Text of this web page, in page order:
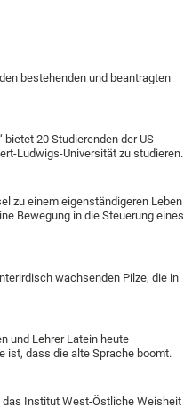
bestehenden und beantragten
bietet 20 Studierenden der US-
Ludwigs-Universität zu studieren.
zu einem eigenständigeren Leben
Bewegung in die Steuerung eines
wachsenden Pilze, die in
und Lehrer Latein heute
ist, dass die alte Sprache boomt.
das Institut West-Östliche Weisheit